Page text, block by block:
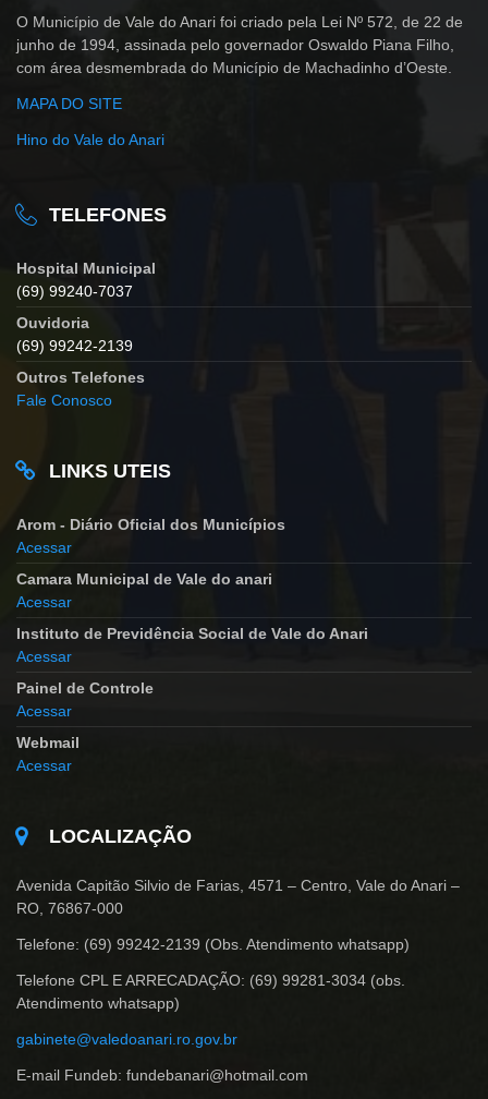
O Município de Vale do Anari foi criado pela Lei Nº 572, de 22 de
junho de 1994, assinada pelo governador Oswaldo Piana Filho,
com área desmembrada do Município de Machadinho d’Oeste.
MAPA DO SITE
Hino do Vale do Anari
TELEFONES
Hospital Municipal
(69) 99240-7037
Ouvidoria
(69) 99242-2139
Outros Telefones
Fale Conosco
LINKS UTEIS
Arom - Diário Oficial dos Municípios
Acessar
Camara Municipal de Vale do anari
Acessar
Instituto de Previdência Social de Vale do Anari
Acessar
Painel de Controle
Acessar
Webmail
Acessar
LOCALIZAÇÃO
Avenida Capitão Silvio de Farias, 4571 – Centro, Vale do Anari –
RO, 76867-000
Telefone: (69) 99242-2139 (Obs. Atendimento whatsapp)
Telefone CPL E ARRECADAÇÃO: (69) 99281-3034 (obs.
Atendimento whatsapp)
gabinete@valedoanari.ro.gov.br
E-mail Fundeb: fundebanari@hotmail.com